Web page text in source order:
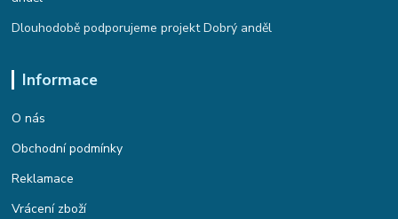
Dlouhodobě podporujeme projekt Dobrý anděl
Informace
O nás
Obchodní podmínky
Reklamace
Vrácení zboží